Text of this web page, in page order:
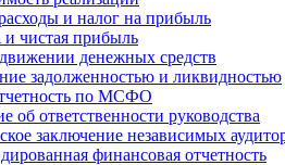
и налог на прибыль
чистая прибыль
денежных средств
задолженностью и ликвидностью
по МСФО
об ответственности руководства
заключение независимых
финансовая отчетность